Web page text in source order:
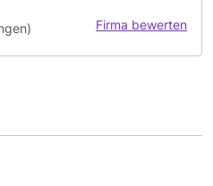
Firma bewerten